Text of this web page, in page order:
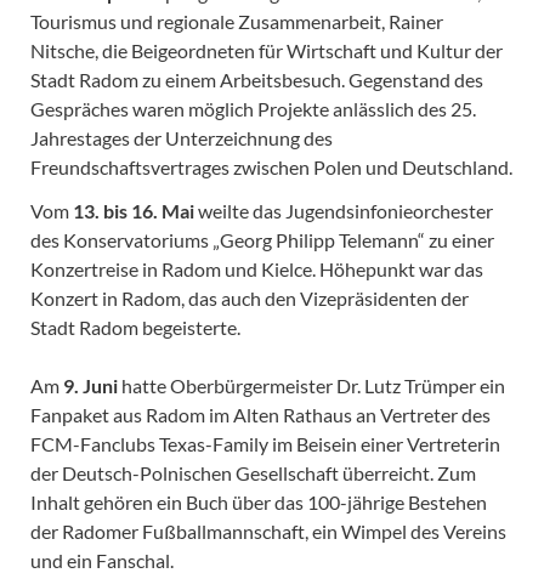
Tourismus und regionale Zusammenarbeit, Rainer
Nitsche, die Beigeordneten für Wirtschaft und Kultur der
Stadt Radom zu einem Arbeitsbesuch. Gegenstand des
Gespräches waren möglich Projekte anlässlich des 25.
Jahrestages der Unterzeichnung des
Freundschaftsvertrages zwischen Polen und Deutschland.
Vom 13. bis 16. Maiweilte das Jugendsinfonieorchester
des Konservatoriums „Georg Philipp Telemann“ zu einer
Konzertreise in Radom und Kielce. Höhepunkt war das
Konzert in Radom, das auch den Vizepräsidenten der
Stadt Radom begeisterte.
Am 9. Juni hatte Oberbürgermeister Dr. Lutz Trümper ein
Fanpaket aus Radom im Alten Rathaus an Vertreter des
FCM-Fanclubs Texas-Family im Beisein einer Vertreterin
der Deutsch-Polnischen Gesellschaft überreicht. Zum
Inhalt gehören ein Buch über das 100-jährige Bestehen
der Radomer Fußballmannschaft, ein Wimpel des Vereins
und ein Fanschal.